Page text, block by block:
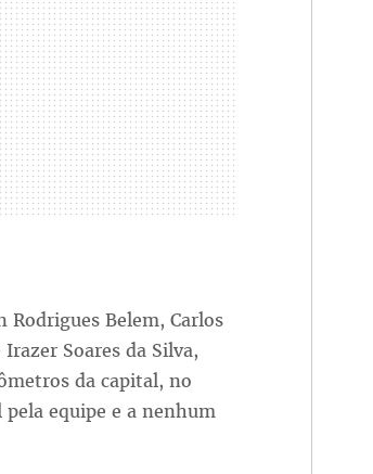
Belem, Carlos
Soares da Silva,
da capital, no
pela equipe e a nenhum